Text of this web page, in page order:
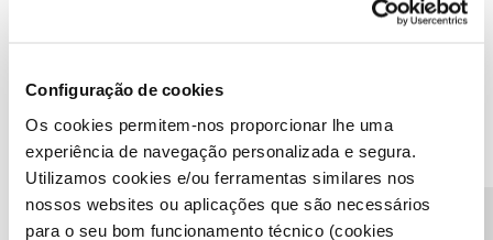
Configuração de cookies
Os cookies permitem-nos proporcionar lhe uma
experiência de navegação personalizada e segura.
Utilizamos cookies e/ou ferramentas similares nos
nossos websites ou aplicações que são necessários
para o seu bom funcionamento técnico (cookies
Descubra as novidades de junho